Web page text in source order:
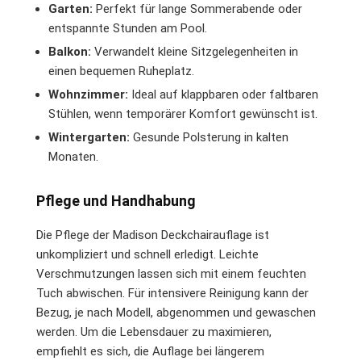
Garten: Perfekt für lange Sommerabende oder
entspannte Stunden am Pool.
Balkon: Verwandelt kleine Sitzgelegenheiten in
einen bequemen Ruheplatz.
Wohnzimmer: Ideal auf klappbaren oder faltbaren
Stühlen, wenn temporärer Komfort gewünscht ist.
Wintergarten: Gesunde Polsterung in kalten
Monaten.
Pflege und Handhabung
Die Pflege der Madison Deckchairauflage ist
unkompliziert und schnell erledigt. Leichte
Verschmutzungen lassen sich mit einem feuchten
Tuch abwischen. Für intensivere Reinigung kann der
Bezug, je nach Modell, abgenommen und gewaschen
werden. Um die Lebensdauer zu maximieren,
empfiehlt es sich, die Auflage bei längerem